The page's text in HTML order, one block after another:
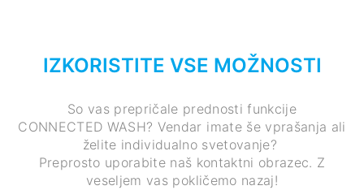
IZKORISTITE VSE MOŽNOSTI
So vas prepričale prednosti funkcije
CONNECTED WASH? Vendar imate še vprašanja ali
želite individualno svetovanje?
Preprosto uporabite naš kontaktni obrazec. Z
veseljem vas pokličemo nazaj!